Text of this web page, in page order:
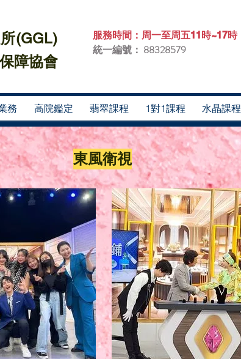
(GGL)
障協會​
服務時間：周一至周五11時~17時
統一編號： 88328579
務 高院鑑定 翡翠課程 1對1課程 水晶課程
東風衛視